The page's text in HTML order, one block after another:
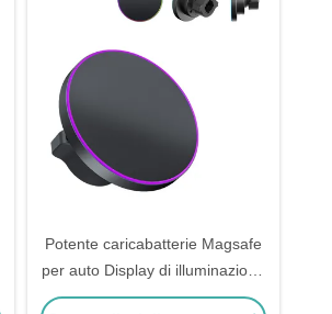
Potente caricabatterie Magsafe
per auto Display di illuminazione
RGB Compatto leggero